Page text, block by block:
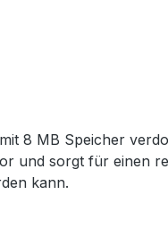
8 MB Speicher
und sorgt für einen
kann.